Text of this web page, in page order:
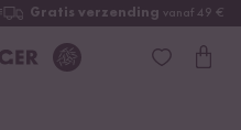
Gratis verzending vanaf 49 €